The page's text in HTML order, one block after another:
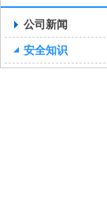
公司新闻
安全知识